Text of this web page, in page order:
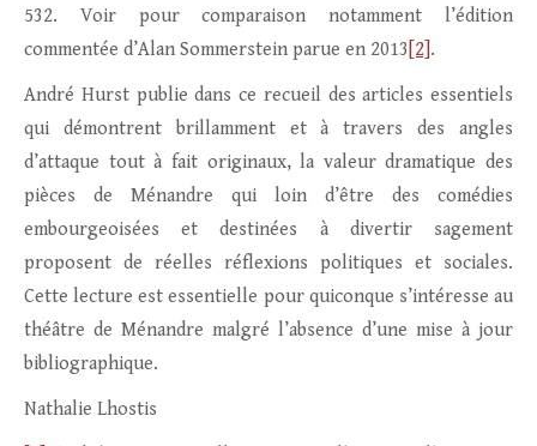
532. Voir pour comparaison notamment l’édition
commentée d’Alan Sommerstein parue en 2013 [2] .
André Hurst publie dans ce recueil des articles essentiels
qui démontrent brillamment et à travers des angles
d’attaque tout à fait originaux, la valeur dramatique des
pièces de Ménandre qui loin d’être des comédies
embourgeoisées et destinées à divertir sagement
proposent de réelles réflexions politiques et sociales.
Cette lecture est essentielle pour quiconque s’intéresse au
théâtre de Ménandre malgré l’absence d’une mise à jour
bibliographique.
Nathalie Lhostis